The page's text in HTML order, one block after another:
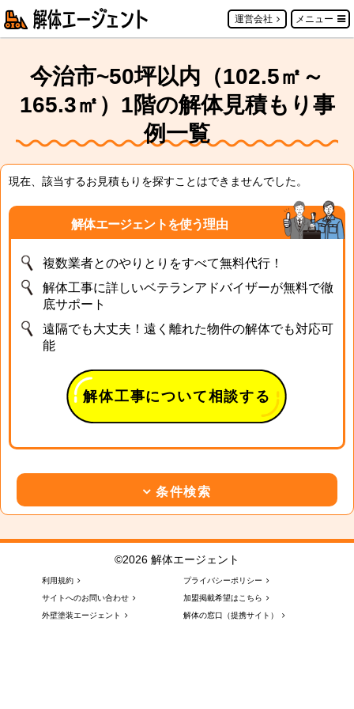
運営会社 メニュー
今治市~50坪以内（102.5㎡～
165.3㎡）1階の解体見積もり事
例一覧
現在、該当するお見積もりを探すことはできませんでした。
解体エージェントを使う理由
複数業者とのやりとりをすべて無料代行！
解体工事に詳しいベテランアドバイザーが無料で徹
底サポート
遠隔でも大丈夫！遠く離れた物件の解体でも対応可
能
解体工事について相談する
条件検索
©2026 解体エージェント
利用規約
プライバシーポリシー
サイトへのお問い合わせ
加盟掲載希望はこちら
外壁塗装エージェント
解体の窓口（提携サイト）